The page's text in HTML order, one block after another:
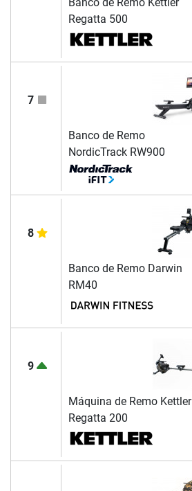
Banco de Remo Kettler
Regatta 500
7
Banco de Remo
NordicTrack RW900
8
Banco de Remo Darwin
RM40
9
Máquina de Remo Kettler
Regatta 200